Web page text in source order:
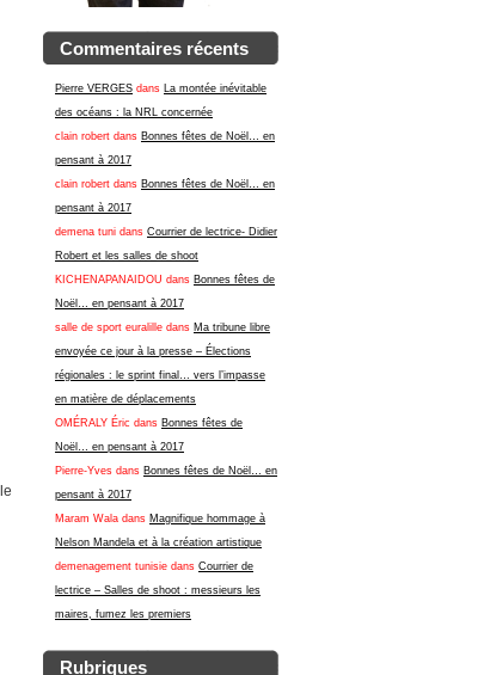
Commentaires récents
Pierre VERGES dans La montée inévitable
des océans : la NRL concernée
clain robert dans Bonnes fêtes de Noël… en
pensant à 2017
clain robert dans Bonnes fêtes de Noël… en
pensant à 2017
demena tuni dans Courrier de lectrice- Didier
Robert et les salles de shoot
KICHENAPANAIDOU dans Bonnes fêtes de
Noël… en pensant à 2017
salle de sport euralille dans Ma tribune libre
envoyée ce jour à la presse – Élections
régionales : le sprint final… vers l’impasse
en matière de déplacements
OMÉRALY Éric dans Bonnes fêtes de
Noël… en pensant à 2017
Pierre-Yves dans Bonnes fêtes de Noël… en
pensant à 2017
Maram Wala dans Magnifique hommage à
Nelson Mandela et à la création artistique
demenagement tunisie dans Courrier de
lectrice – Salles de shoot : messieurs les
maires, fumez les premiers
Rubriques